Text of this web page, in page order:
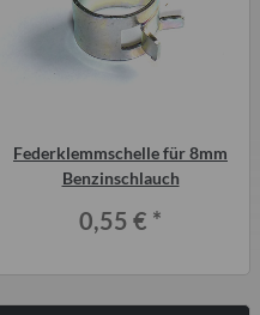
Federklemmschelle für 8mm
Benzinschlauch
0,55 € *